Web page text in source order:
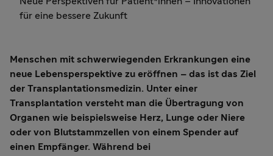
für eine bessere Zukunft
Menschen mit schwerwiegenden Erkrankungen eine
neue Lebensperspektive zu eröffnen – das ist das Ziel
der Transplantationsmedizin. Unter einer
Transplantation versteht man die Übertragung von
Organen wie beispielsweise Herz, Lunge oder Niere
oder von Blutstammzellen von einem Spender auf
einen Empfänger. Während bei